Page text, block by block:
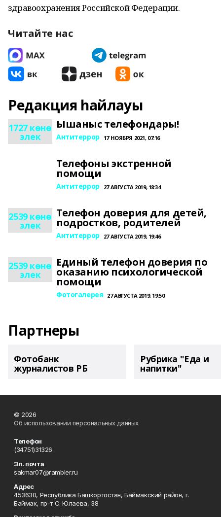
здравоохранения Российской Федерации.
Читайте нас
Редакция һайлауы
1727 көнө
элек
Ышаныс телефондары!
Антитеррор 17 НОЯБРЯ 2021, 07:16
Телефоны экстренной
помощи
Антитеррор 27 АВГУСТА 2019, 18:34
2539 көнө
элек
Телефон доверия для детей,
подростков, родителей
Антитеррор 27 АВГУСТА 2019, 19:46
2539 көнө
элек
Единый телефон доверия по
оказанию психологической
помощи
Фотогалерея 27 АВГУСТА 2019, 19:50
Партнеры
Фотобанк
журналистов РБ
Рубрика "Еда и
напитки"
© 2026
Об использовании персональных данных
Телефон
(34751)31326
Эл. почта
sakmar07@rambler.ru
Адрес
453630, Республика Башкортостан, Баймакский район, г.
Баймак, пр-т С. Юлаева, 38